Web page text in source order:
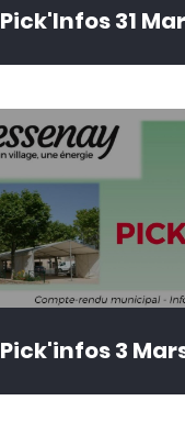
Pick'Infos 31
Pick'infos 3